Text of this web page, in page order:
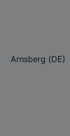
Arnsberg (DE)